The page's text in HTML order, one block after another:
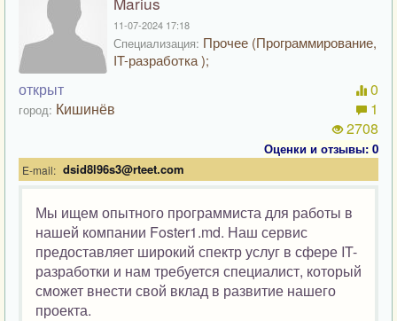
11-07-2024 17:18
Специализация: Прочее (Программирование,
IT-разработка );
открыт
город: Кишинёв
0
1
2708
Оценки и отзывы: 0
E-mail: dsid8l96s3@rteet.com
Мы ищем опытного программиста для работы в
нашей компании Foster1.md. Наш сервис
предоставляет широкий спектр услуг в сфере IT-
разработки и нам требуется специалист, который
сможет внести свой вклад в развитие нашего
проекта.